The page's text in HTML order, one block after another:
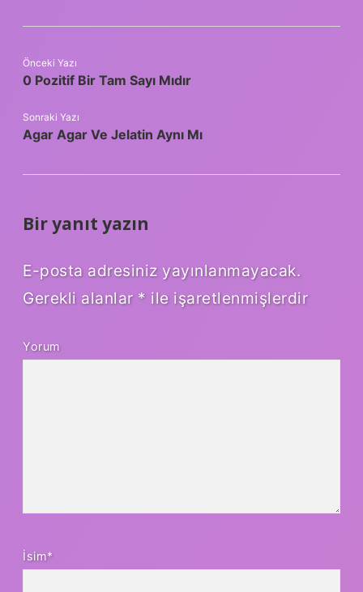
Önceki Yazı
0 Pozitif Bir Tam Sayı Mıdır
Sonraki Yazı
Agar Agar Ve Jelatin Aynı Mı
Bir yanıt yazın
E-posta adresiniz yayınlanmayacak.
Gerekli alanlar * ile işaretlenmişlerdir
Yorum
İsim*